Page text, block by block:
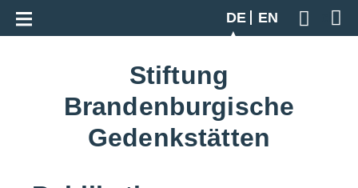
DE
EN
Geben
Zur Gesamtübersicht
Stiftung
Brandenburgische
Gedenkstätten